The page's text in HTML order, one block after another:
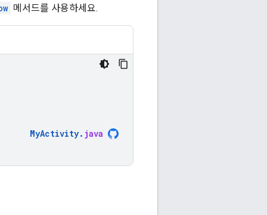
메서드를 사용하세요.
MyActivity. java